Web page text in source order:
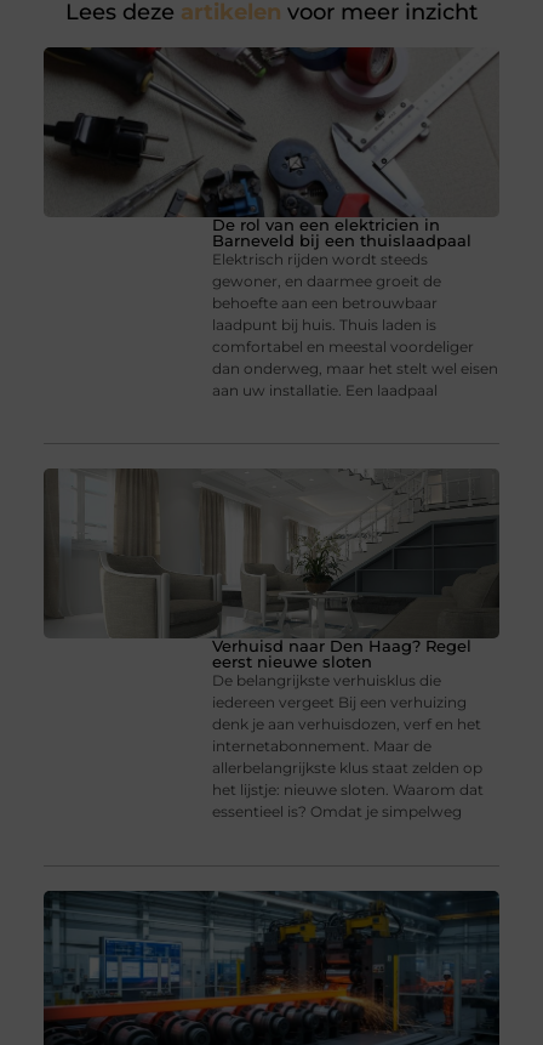
Lees deze artikelen voor meer inzicht
De rol van een elektricien in
Barneveld bij een thuislaadpaal
Elektrisch rijden wordt steeds
gewoner, en daarmee groeit de
behoefte aan een betrouwbaar
laadpunt bij huis. Thuis laden is
comfortabel en meestal voordeliger
dan onderweg, maar het stelt wel eisen
aan uw installatie. Een laadpaal
Verhuisd naar Den Haag? Regel
eerst nieuwe sloten
De belangrijkste verhuisklus die
iedereen vergeet Bij een verhuizing
denk je aan verhuisdozen, verf en het
internetabonnement. Maar de
allerbelangrijkste klus staat zelden op
het lijstje: nieuwe sloten. Waarom dat
essentieel is? Omdat je simpelweg